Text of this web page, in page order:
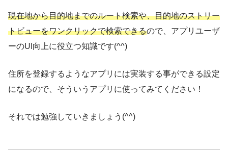
現在地から目的地までのルート検索や、目的地のストリー
トビューをワンクリックで検索できるので、アプリユーザ
ーのUI向上に役立つ知識です(^^)
住所を登録するようなアプリには実装する事ができる設定
になるので、そういうアプリに使ってみてください！
それでは勉強していきましょう(^^)